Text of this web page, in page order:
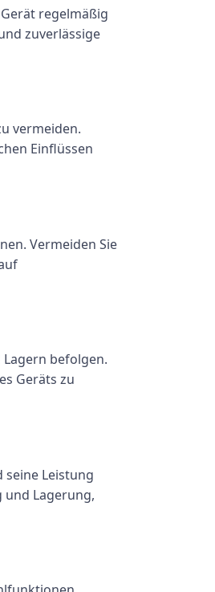
regelmäßig
zuverlässige
vermeiden.
Einflüssen
Vermeiden Sie
Lagern befolgen.
Geräts zu
seine Leistung
und Lagerung,